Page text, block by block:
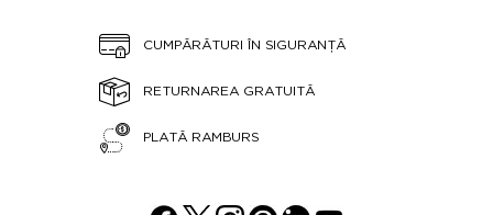
CUMPĂRĂTURI ÎN SIGURANȚĂ
RETURNAREA GRATUITĂ
PLATĂ RAMBURS